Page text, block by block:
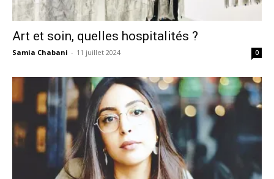
Art et soin, quelles hospitalités ?
Samia Chabani - 11 juillet 2024 0